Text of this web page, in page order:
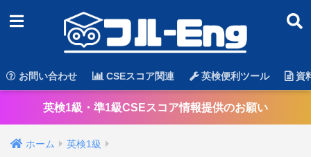
お問い合わせ CSEスコア関連 英検便利ツール 資
英検1級・準1級CSEスコア情報提供のお願い
ホーム 英検1級